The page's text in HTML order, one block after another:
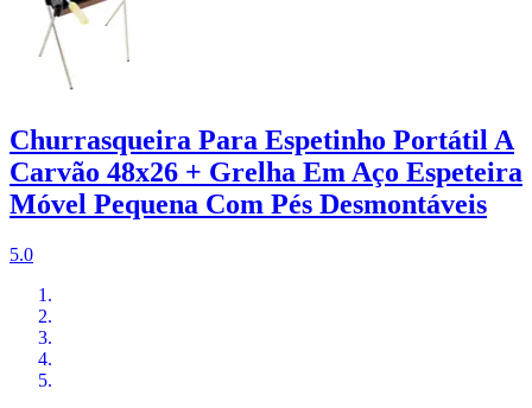
Churrasqueira Para Espetinho Portátil A
Carvão 48x26 + Grelha Em Aço Espeteira
Móvel Pequena Com Pés Desmontáveis
5.0